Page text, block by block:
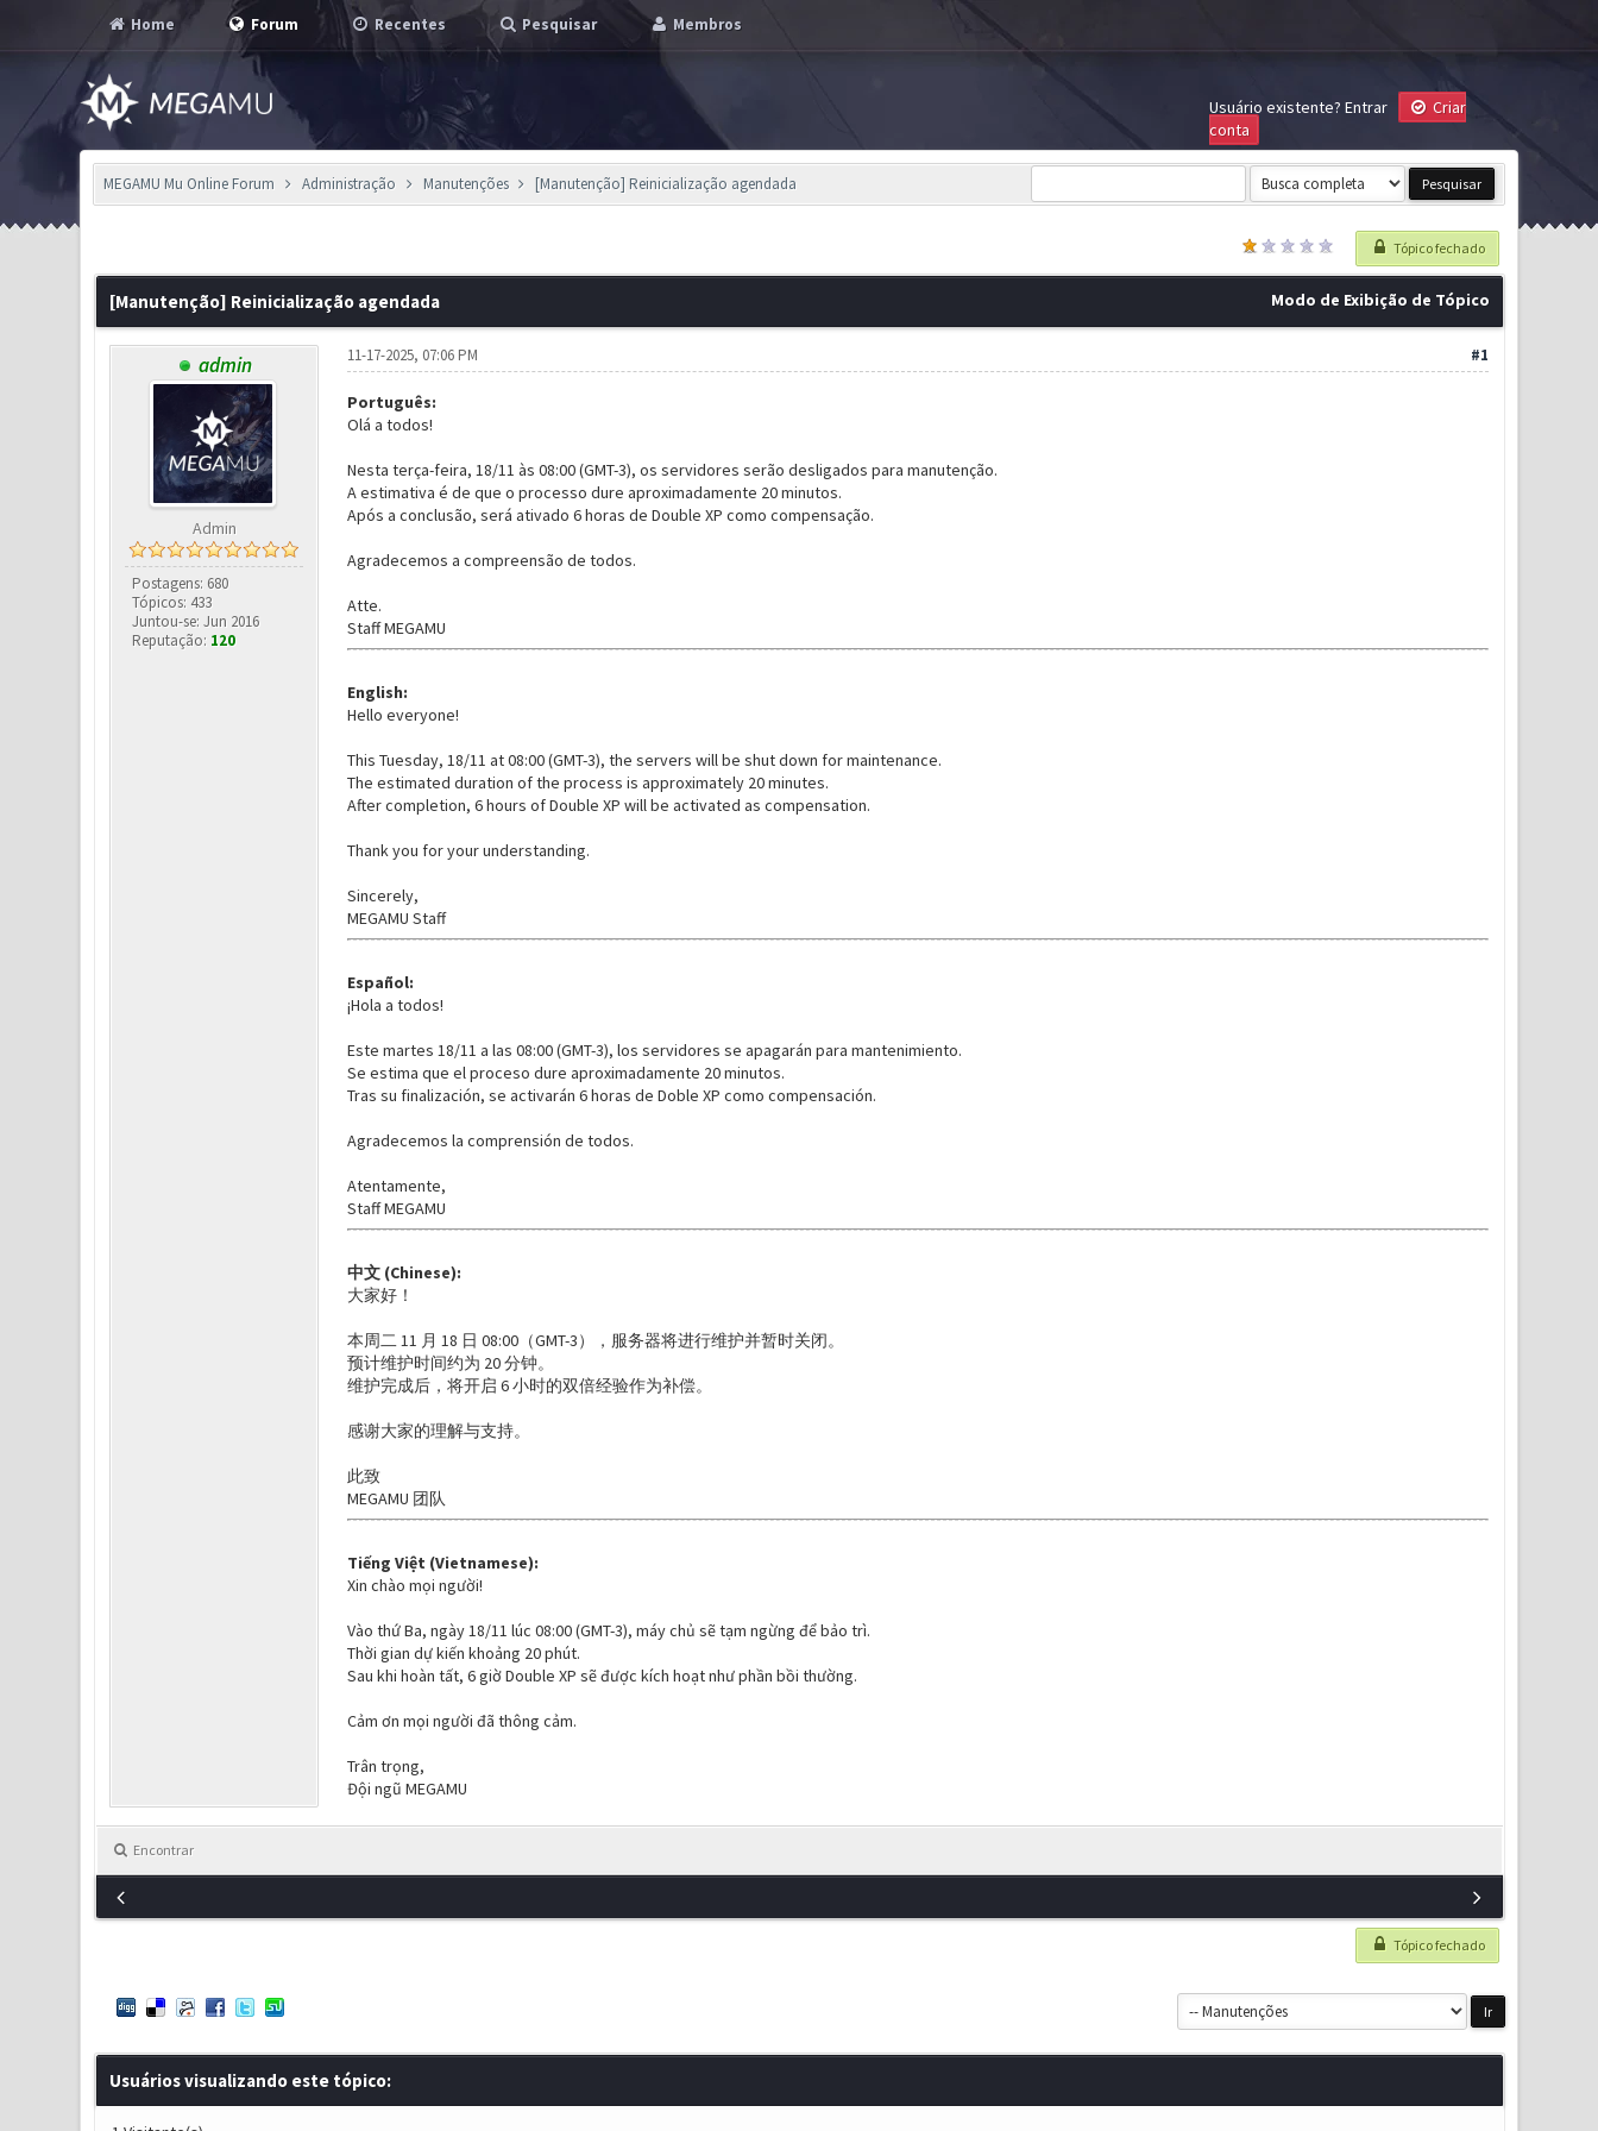
Home Forum Recentes Pesquisar Membros
Usuário existente? Entrar
Criar
conta
MEGAMU Mu Online Forum Administração Manutenções [Manutenção] Reinicialização agendada
Tópico fechado
Modo de Exibição de Tópico
[Manutenção] Reinicialização agendada
admin
Admin
Postagens: 680
Tópicos: 433
Juntou-se: Jun 2016
Reputação: 120
#1
11-17-2025, 07:06 PM
Português:
Olá a todos!
Nesta terça-feira, 18/11 às 08:00 (GMT-3), os servidores serão desligados para manutenção.
A estimativa é de que o processo dure aproximadamente 20 minutos.
Após a conclusão, será ativado 6 horas de Double XP como compensação.
Agradecemos a compreensão de todos.
Atte.
Staff MEGAMU
English:
Hello everyone!
This Tuesday, 18/11 at 08:00 (GMT-3), the servers will be shut down for maintenance.
The estimated duration of the process is approximately 20 minutes.
After completion, 6 hours of Double XP will be activated as compensation.
Thank you for your understanding.
Sincerely,
MEGAMU Staff
Español:
¡Hola a todos!
Este martes 18/11 a las 08:00 (GMT-3), los servidores se apagarán para mantenimiento.
Se estima que el proceso dure aproximadamente 20 minutos.
Tras su finalización, se activarán 6 horas de Doble XP como compensación.
Agradecemos la comprensión de todos.
Atentamente,
Staff MEGAMU
中文 (Chinese):
大家好！
本周二 11 月 18 日 08:00（GMT-3），服务器将进行维护并暂时关闭。
预计维护时间约为 20 分钟。
维护完成后，将开启 6 小时的双倍经验作为补偿。
感谢大家的理解与支持。
此致
MEGAMU 团队
Tiếng Việt (Vietnamese):
Xin chào mọi người!
Vào thứ Ba, ngày 18/11 lúc 08:00 (GMT-3), máy chủ sẽ tạm ngừng để bảo trì.
Thời gian dự kiến khoảng 20 phút.
Sau khi hoàn tất, 6 giờ Double XP sẽ được kích hoạt như phần bồi thường.
Cảm ơn mọi người đã thông cảm.
Trân trọng,
Đội ngũ MEGAMU
Encontrar
Tópico fechado
Usuários visualizando este tópico: